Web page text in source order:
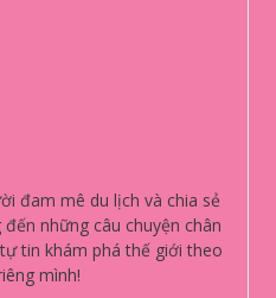
đam mê du lịch và chia sẻ
những câu chuyện chân
tin khám phá thế giới theo
mình!